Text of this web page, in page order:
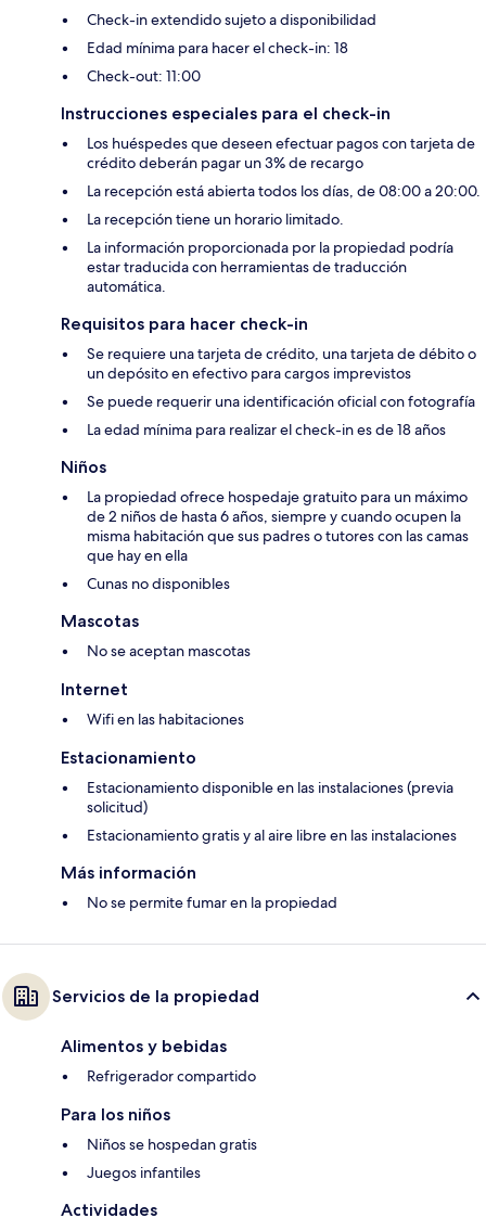
Check-in extendido sujeto a disponibilidad
Edad mínima para hacer el check-in: 18
Check-out: 11:00
Instrucciones especiales para el check-in
Los huéspedes que deseen efectuar pagos con tarjeta de
crédito deberán pagar un 3% de recargo
La recepción está abierta todos los días, de 08:00 a 20:00.
La recepción tiene un horario limitado.
La información proporcionada por la propiedad podría
estar traducida con herramientas de traducción
automática.
Requisitos para hacer check-in
Se requiere una tarjeta de crédito, una tarjeta de débito o
un depósito en efectivo para cargos imprevistos
Se puede requerir una identificación oficial con fotografía
La edad mínima para realizar el check-in es de 18 años
Niños
La propiedad ofrece hospedaje gratuito para un máximo
de 2 niños de hasta 6 años, siempre y cuando ocupen la
misma habitación que sus padres o tutores con las camas
que hay en ella
Cunas no disponibles
Mascotas
No se aceptan mascotas
Internet
Wifi en las habitaciones
Estacionamiento
Estacionamiento disponible en las instalaciones (previa
solicitud)
Estacionamiento gratis y al aire libre en las instalaciones
Más información
No se permite fumar en la propiedad
Servicios de la propiedad
Alimentos y bebidas
Refrigerador compartido
Para los niños
Niños se hospedan gratis
Juegos infantiles
Actividades